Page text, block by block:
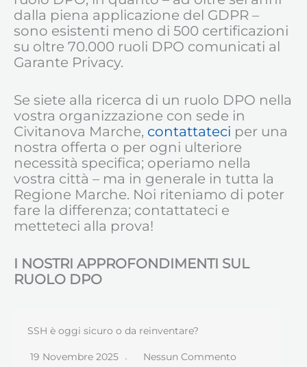
dalla piena applicazione del GDPR –
sono esistenti meno di 500 certificazioni
su oltre 70.000 ruoli DPO comunicati al
Garante Privacy.
Se siete alla ricerca di un ruolo DPO nella
vostra organizzazione con sede in
Civitanova Marche, contattateci per una
nostra offerta o per ogni ulteriore
necessità specifica; operiamo nella
vostra città – ma in generale in tutta la
Regione Marche. Noi riteniamo di poter
fare la differenza; contattateci e
metteteci alla prova!
I NOSTRI APPROFONDIMENTI SUL
RUOLO DPO
SSH è oggi sicuro o da reinventare?
19 Novembre 2025 Nessun Commento